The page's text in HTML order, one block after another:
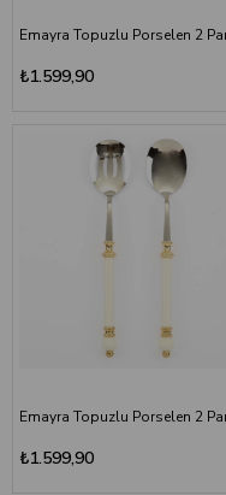
₺1.599,90
₺1.599,90